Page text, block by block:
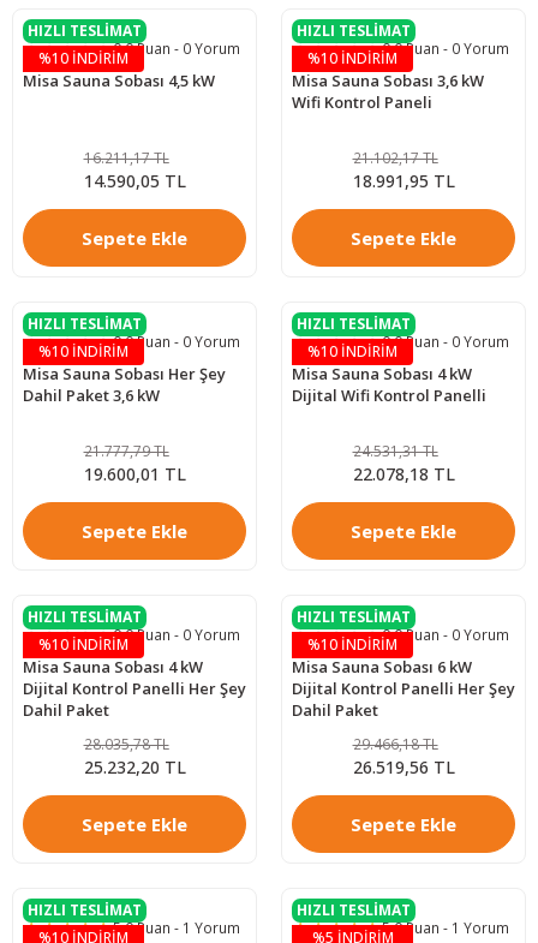
HIZLI TESLİMAT
%10 İNDİRİM
0.0 Puan - 0 Yorum
Misa Sauna Sobası 4,5 kW
16.211,17 TL
14.590,05 TL
Sepete Ekle
HIZLI TESLİMAT
%10 İNDİRİM
0.0 Puan - 0 Yorum
Misa Sauna Sobası 3,6 kW
Wifi Kontrol Paneli
21.102,17 TL
18.991,95 TL
Sepete Ekle
HIZLI TESLİMAT
%10 İNDİRİM
0.0 Puan - 0 Yorum
Misa Sauna Sobası Her Şey
Dahil Paket 3,6 kW
21.777,79 TL
19.600,01 TL
Sepete Ekle
HIZLI TESLİMAT
%10 İNDİRİM
0.0 Puan - 0 Yorum
Misa Sauna Sobası 4 kW
Dijital Wifi Kontrol Panelli
24.531,31 TL
22.078,18 TL
Sepete Ekle
HIZLI TESLİMAT
%10 İNDİRİM
0.0 Puan - 0 Yorum
Misa Sauna Sobası 4 kW
Dijital Kontrol Panelli Her Şey
Dahil Paket
28.035,78 TL
25.232,20 TL
Sepete Ekle
HIZLI TESLİMAT
%10 İNDİRİM
0.0 Puan - 0 Yorum
Misa Sauna Sobası 6 kW
Dijital Kontrol Panelli Her Şey
Dahil Paket
29.466,18 TL
26.519,56 TL
Sepete Ekle
HIZLI TESLİMAT
%10 İNDİRİM
5.0 Puan - 1 Yorum
HIZLI TESLİMAT
%5 İNDİRİM
5.0 Puan - 1 Yorum